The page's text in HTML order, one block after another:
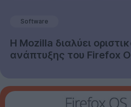
Software
Η Mozilla διαλύει
ανάπτυξης του Firefox